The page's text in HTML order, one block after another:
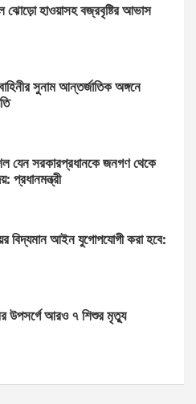
ঝোড়ো হাওয়াসহ বজ্রবৃষ্টির আভাস
সুনাম আন্তর্জাতিক অঙ্গনে
যেন সরকারপ্রধানকে জনগণ থেকে
প্রধানমন্ত্রী
বিদ্যমান আইন যুগোপযোগী করা হবে:
উপসর্গে আরও ৭ শিশুর মৃত্যু